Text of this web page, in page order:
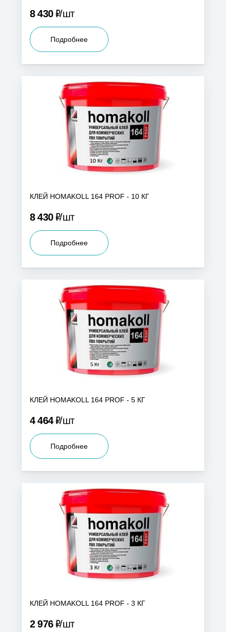
8 430Р шт
Подробнее
КЛЕЙ HOMAKOLL 164 PROF - 10 КГ
8 430Р шт
Подробнее
КЛЕЙ HOMAKOLL 164 PROF - 5 КГ
4 464Р шт
Подробнее
КЛЕЙ HOMAKOLL 164 PROF - 3 КГ
2 976Р шт